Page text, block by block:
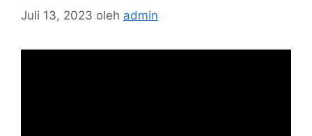
Juli 13, 2023 oleh admin